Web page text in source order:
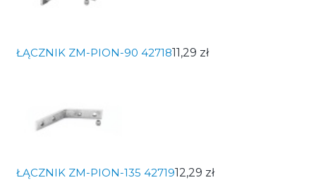
ŁĄCZNIK ZM-PION-90 4271811,29 zł
ŁĄCZNIK ZM-PION-135 4271912,29 zł